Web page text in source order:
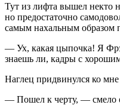
Тут из лифта вышел некто
но предостаточно
самым нахальным образом
— Ух, какая цыпочка! Я
знаешь ли, кадры с
Наглец придвинулся ко
— Пошел к черту, — смело